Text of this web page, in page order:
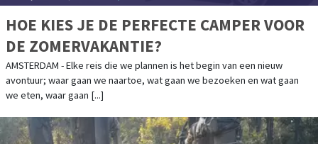
HOE KIES JE DE PERFECTE CAMPER VOOR
DE ZOMERVAKANTIE?
AMSTERDAM - Elke reis die we plannen is het begin van een nieuw
avontuur; waar gaan we naartoe, wat gaan we bezoeken en wat gaan
we eten, waar gaan [...]